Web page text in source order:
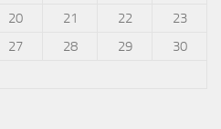
20 21 22
23
27 28 29
30